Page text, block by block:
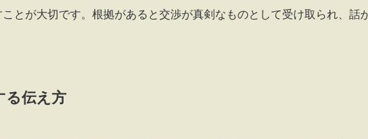
とが大切です。根拠があると交渉が真剣なものとして受け取られ、話
る伝え方